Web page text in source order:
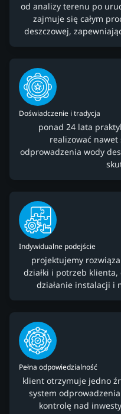
od analizy terenu po
zajmuje się całym
deszczowej,
Doświadczenie i tradycja
ponad 24 lata
realizować
odprowadzenia wody
Indywidualne podejście
projektujemy
działki i potrzeb
działanie instalacji i
Pełna odpowiedzialność
klient otrzymuje jedno
system
kontrolę nad